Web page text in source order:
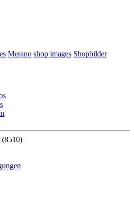
Merano shop images Shopbilder
(8510)